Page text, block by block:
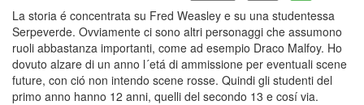
La storia é concentrata su Fred Weasley e su una studentessa
Serpeverde. Ovviamente ci sono altri personaggi che assumono
ruoli abbastanza importanti, come ad esempio Draco Malfoy. Ho
dovuto alzare di un anno l´etá di ammissione per eventuali scene
future, con ció non intendo scene rosse. Quindi gli studenti del
primo anno hanno 12 anni, quelli del secondo 13 e cosí via.